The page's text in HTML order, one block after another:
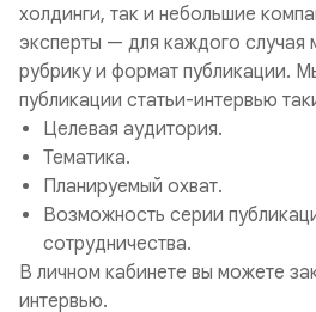
холдинги, так и небольшие
эксперты — для каждого случая
рубрику и формат публикации.
публикации статьи-интервью
Целевая аудитория.
Тематика.
Планируемый охват.
Возможность серии
сотрудничества.
В личном кабинете вы можете
интервью.